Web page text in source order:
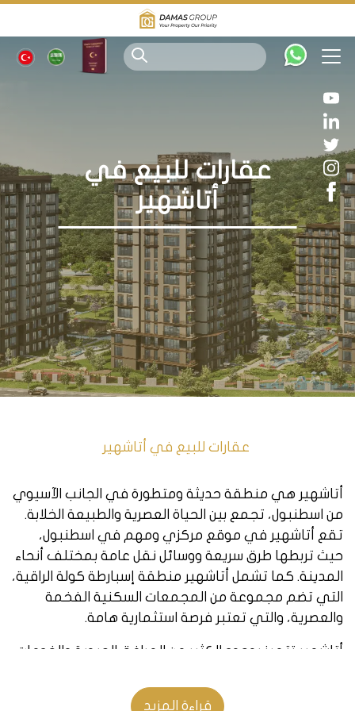
عقارات للبيع في
أتاشهير
عقارات للبيع في أتاشهير
أتاشهير هي منطقة حديثة ومتطورة في الجانب الآسيوي
من اسطنبول، تجمع بين الحياة العصرية والطبيعة الخلابة.
تقع أتاشهير في موقع مركزي ومهم في اسطنبول،
حيث تربطها طرق سريعة ووسائل نقل عامة بمختلف أنحاء
المدينة. كما تشمل أتاشهير منطقة إسبارطة كولة الراقية،
التي تضم مجموعة من المجمعات السكنية الفخمة
والعصرية، والتي تعتبر فرصة استثمارية هامة.
أتاشهير تتميز بوجود الكثير من المرافق الحيوية والخدمات،
والحدائق والمتاحف. كما وتضم المنطقة مركزاً مهماً
قراءة المزيد